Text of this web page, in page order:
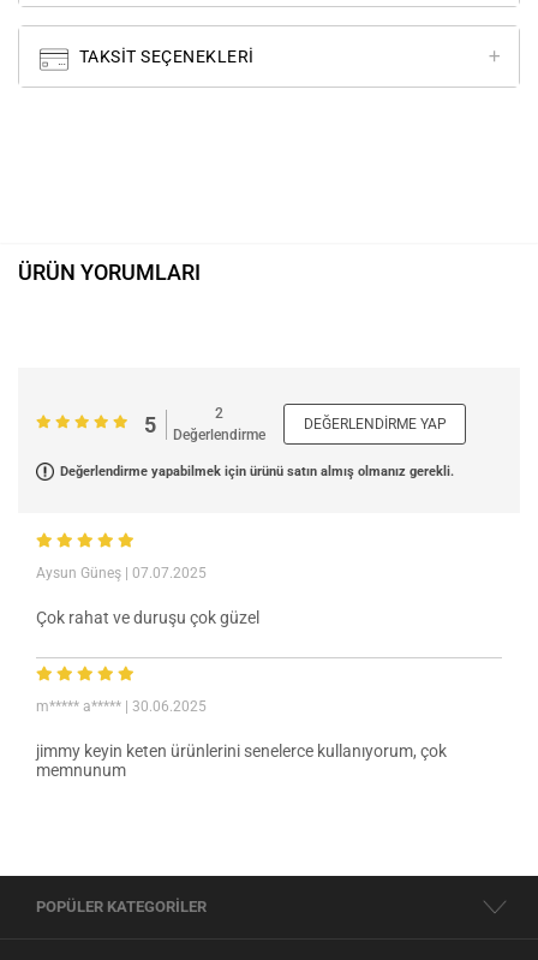
TAKSIT SEÇENEKLERI
ÜRÜN YORUMLARI
5
2
Değerlendirme
DEĞERLENDIRME YAP
Değerlendirme yapabilmek için ürünü satın almış olmanız gerekli.
Aysun Güneş | 07.07.2025
Çok rahat ve duruşu çok güzel
m***** a***** | 30.06.2025
jimmy keyin keten ürünlerini senelerce kullanıyorum, çok
memnunum
POPÜLER KATEGORİLER